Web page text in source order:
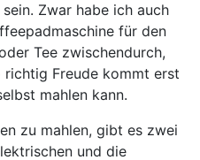
sein. Zwar habe ich auch
für den
Tee zwischendurch,
richtig Freude kommt erst
mahlen kann.
zu mahlen, gibt es zwei
und die